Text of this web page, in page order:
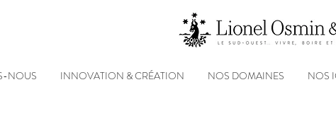
NOUS INNOVATION & CRÉATION NOS DOMAINES NOS